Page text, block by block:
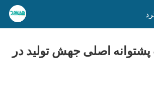
اصلی جهش تولید در